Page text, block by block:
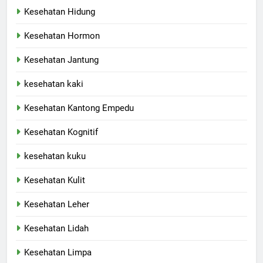
Kesehatan Hidung
Kesehatan Hormon
Kesehatan Jantung
kesehatan kaki
Kesehatan Kantong Empedu
Kesehatan Kognitif
kesehatan kuku
Kesehatan Kulit
Kesehatan Leher
Kesehatan Lidah
Kesehatan Limpa